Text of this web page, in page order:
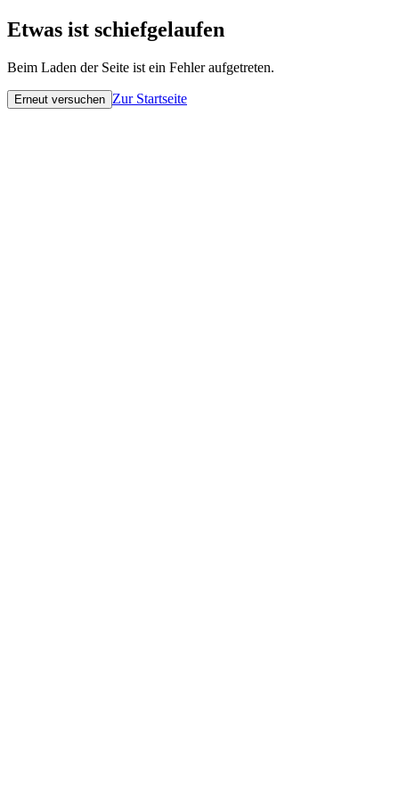
Etwas ist schiefgelaufen
Beim Laden der Seite ist ein Fehler aufgetreten.
Erneut versuchen Zur Startseite